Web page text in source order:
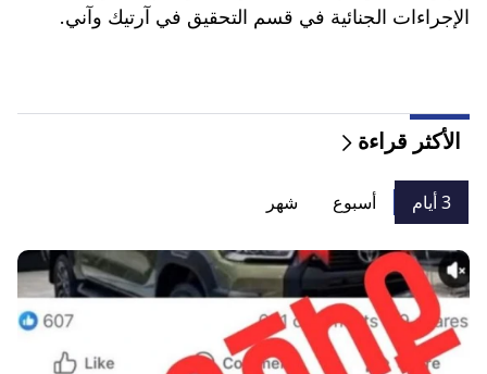
الإجراءات الجنائية في قسم التحقيق في آرتيك وآني.
الأكثر قراءة
3 أيام أسبوع شهر